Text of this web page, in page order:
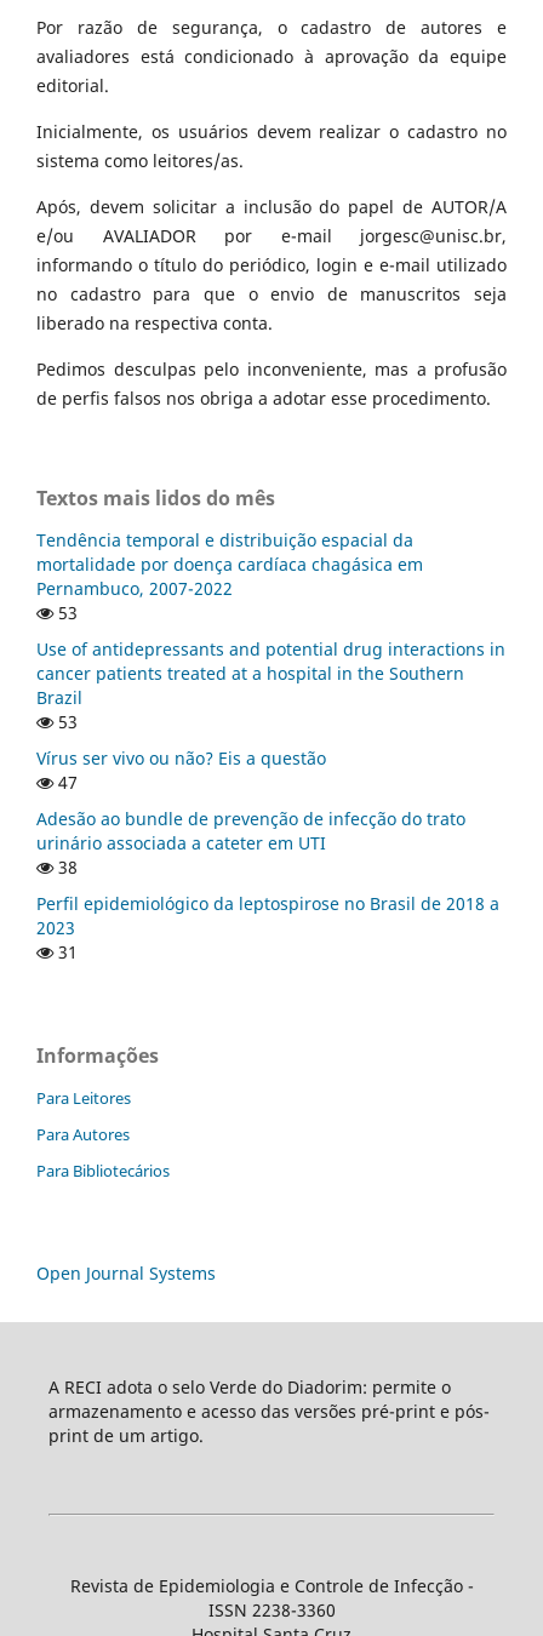
Por razão de segurança, o cadastro de autores e
avaliadores está condicionado à aprovação da equipe
editorial.
Inicialmente, os usuários devem realizar o cadastro no
sistema como leitores/as.
Após, devem solicitar a inclusão do papel de AUTOR/A
e/ou AVALIADOR por e-mail jorgesc@unisc.br,
informando o título do periódico, login e e-mail utilizado
no cadastro para que o envio de manuscritos seja
liberado na respectiva conta.
Pedimos desculpas pelo inconveniente, mas a profusão
de perfis falsos nos obriga a adotar esse procedimento.
Textos mais lidos do mês
Tendência temporal e distribuição espacial da
mortalidade por doença cardíaca chagásica em
Pernambuco, 2007-2022
53
Use of antidepressants and potential drug interactions in
cancer patients treated at a hospital in the Southern
Brazil
53
Vírus ser vivo ou não? Eis a questão
47
Adesão ao bundle de prevenção de infecção do trato
urinário associada a cateter em UTI
38
Perfil epidemiológico da leptospirose no Brasil de 2018 a
2023
31
Informações
Para Leitores
Para Autores
Para Bibliotecários
Open Journal Systems
A RECI adota o selo Verde do Diadorim: permite o
armazenamento e acesso das versões pré-print e pós-
print de um artigo.
Revista de Epidemiologia e Controle de Infecção -
ISSN 2238-3360